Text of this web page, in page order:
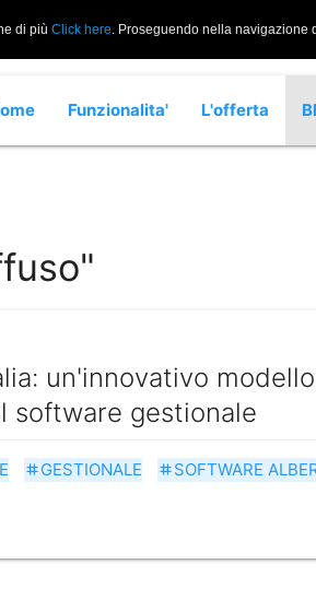
di più Click here. Proseguendo nella navigazione
Funzionalita' L'offerta
un'innovativo
software gestionale
tag SOFTWARE
tag GESTIONALE